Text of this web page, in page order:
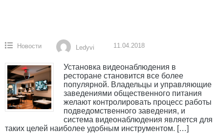
Новости Ledyvi 11.04.2018
Установка видеонаблюдения в
ресторане становится все более
популярной. Владельцы и управляющие
заведениями общественного питания
желают контролировать процесс работы
подведомственного заведения, и
система видеонаблюдения является для
таких целей наиболее удобным инструментом. […]